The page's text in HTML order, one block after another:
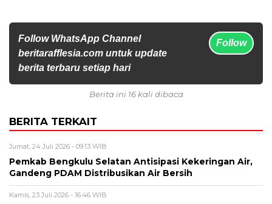
Follow WhatsApp Channel
beritarafflesia.com untuk update
berita terbaru setiap hari
Follow
Berita ini 16 kali dibaca
BERITA TERKAIT
Jumat, 24 Juli 2026 - 09:13 WIB
Pemkab Bengkulu Selatan Antisipasi Kekeringan Air,
Gandeng PDAM Distribusikan Air Bersih
Kamis, 23 Juli 2026 - 16:46 WIB